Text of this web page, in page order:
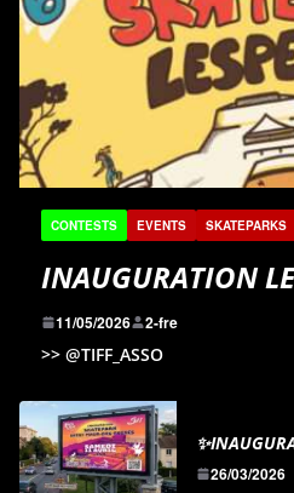
b
o
o
k
e
d
n
i
t
l
a
g
e
r
CONTESTS EVENTS SKATEPARKS
INAUGURATION
11/05/2026 2-fre
>> @TIFF_ASSO
26/03/2026